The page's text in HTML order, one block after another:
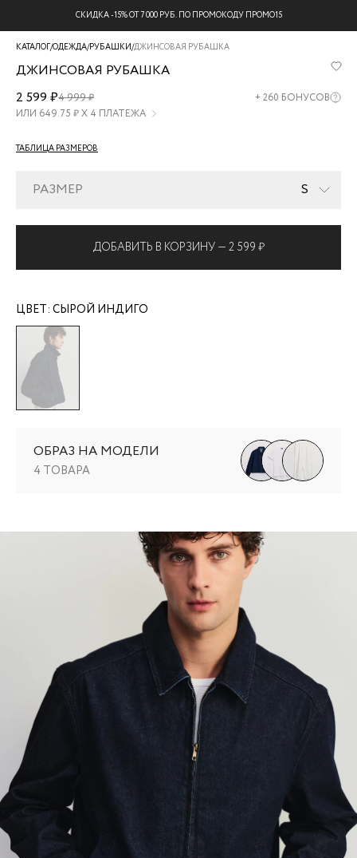
СКИДКА -15% ОТ 7 000 РУБ. ПО ПРОМОКОДУ ПРОМО15
КАТАЛОГ/ОДЕЖДА/РУБАШКИ/ДЖИНСОВАЯ РУБАШКА
ДЖИНСОВАЯ РУБАШКА
ZR2605042315-
106
2 599 ₽4 999 ₽ +260 БОНУСОВ
ИЛИ 649.75 ₽ Х 4 ПЛАТЕЖА
ТАБЛИЦА РАЗМЕРОВ
РАЗМЕР S
ДОБАВИТЬ В КОРЗИНУ — 2 599 ₽
ЦВЕТ: СЫРОЙ ИНДИГО
ОБРАЗ НА МОДЕЛИ
4 ТОВАРА